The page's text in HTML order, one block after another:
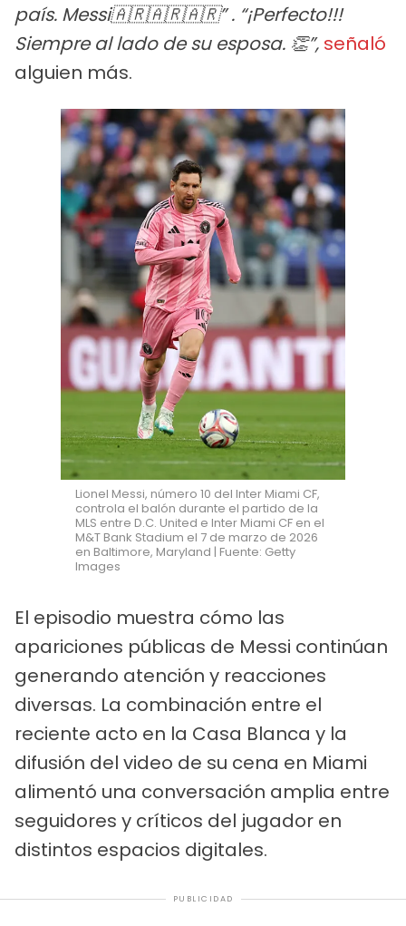
país. Messi🇦🇷🇦🇷🇦🇷” . “¡Perfecto!!!
Siempre al lado de su esposa. 👏”, señaló
alguien más.
Lionel Messi, número 10 del Inter Miami CF,
controla el balón durante el partido de la
MLS entre D.C. United e Inter Miami CF en el
M&T Bank Stadium el 7 de marzo de 2026
en Baltimore, Maryland | Fuente: Getty
Images
El episodio muestra cómo las
apariciones públicas de Messi continúan
generando atención y reacciones
diversas. La combinación entre el
reciente acto en la Casa Blanca y la
difusión del video de su cena en Miami
alimentó una conversación amplia entre
seguidores y críticos del jugador en
distintos espacios digitales.
PUBLICIDAD